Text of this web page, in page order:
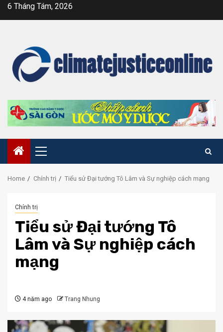
Skip6 Tháng Tám, 2026
Primary
Menu
Home Chính trị Tiểu sử Đại tướng Tô Lâm và Sự nghiệp cách mạng
Chính trị
Tiểu sử Đại tướng Tô
Lâm và Sự nghiệp cách
mạng
4 năm ago Trang Nhung